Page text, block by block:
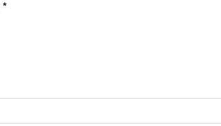
*